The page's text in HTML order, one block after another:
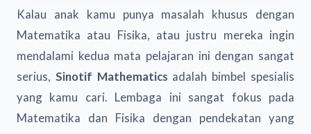
Kalau anak kamu punya masalah khusus dengan
Matematika atau Fisika, atau justru mereka ingin
mendalami kedua mata pelajaran ini dengan sangat
serius, Sinotif Mathematics adalah bimbel spesialis
yang kamu cari. Lembaga ini sangat fokus pada
Matematika dan Fisika dengan pendekatan yang